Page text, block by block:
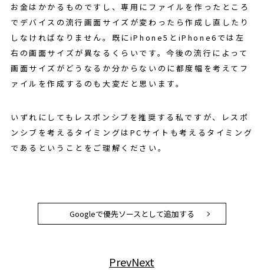
お金はかかるものですし、専用にファイルを作ったところ
でデバイスの流行画面サイズが変わったら作成し直したり
しなければなりません。既にiPhone5とiPhone6では左
右の画面サイズが異なるくらいです。今後の流行によって
画面サイズがどうなるか分からないのに都度幅を考えてフ
ァイルを作成するのも大変だと思います。
いずれにしてもレスポンシブを推奨する私ですが、レスポ
ンシブを考えるタイミングはPCサイトも考えるタイミング
であるということをご理解ください。
Googleで優先ソースとして追加する
PrevNext